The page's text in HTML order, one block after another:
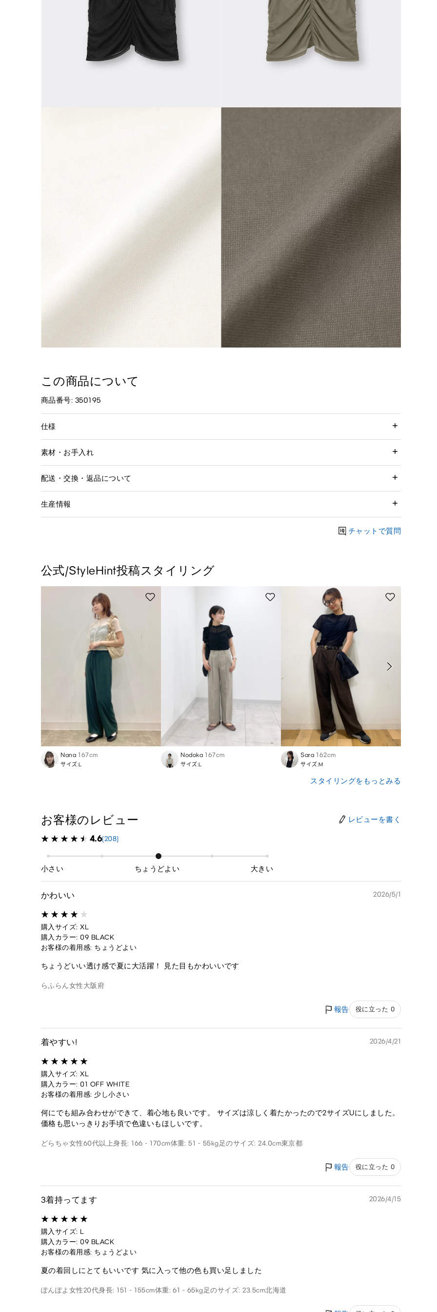
この商品について
商品番号: 350195
仕様
素材・お手入れ
配送・交換・返品について
生産情報
チャットで質問
公式/StyleHint投稿スタイリング
Nana 167cm
サイズ:L
Nodoka 167cm
サイズ:L
Sara 162cm
サイズ:M
スタイリングをもっとみる
お客様のレビュー レビューを書く
4.6(208)
小さい ちょうどよい 大きい
かわいい 2026/5/1
購入サイズ: XL
購入カラー: 09 BLACK
お客様の着用感: ちょうどよい
ちょうどいい透け感で夏に大活躍！ 見た目もかわいいです
らふらん女性大阪府
報告 役に立った 0
着やすい! 2026/4/21
購入サイズ: XL
購入カラー: 01 OFF WHITE
お客様の着用感: 少し小さい
何にでも組み合わせができて、着心地も良いです。 サイズは涼しく着たかったので2サイズUにしました。
価格も思いっきりお手頃で色違いもほしいです。
どらちゃ女性60代以上身長: 166 - 170cm体重: 51 - 55kg足のサイズ: 24.0cm東京都
報告 役に立った 0
3着持ってます 2026/4/15
購入サイズ: L
購入カラー: 09 BLACK
お客様の着用感: ちょうどよい
夏の着回しにとてもいいです 気に入って他の色も買い足しました
ぽんぽよ 女性20代身長: 151 - 155cm体重: 61 - 65kg足のサイズ: 23.5cm北海道